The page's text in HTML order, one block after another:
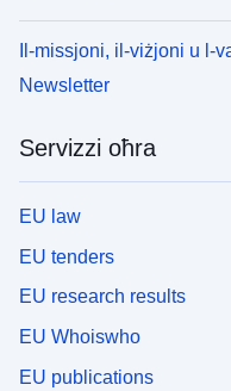
Il-missjoni, il-viżjoni u l-
Newsletter
Servizzi oħra
EU law
EU tenders
EU research results
EU Whoiswho
EU publications